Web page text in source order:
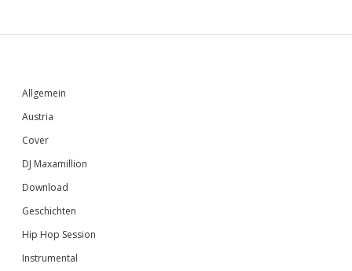
Sidebar
Allgemein
Austria
Cover
DJ Maxamillion
Download
Geschichten
Hip Hop Session
Instrumental